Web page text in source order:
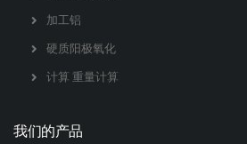
加工铝
硬质阳极氧化
计算 重量计算
我们的产品